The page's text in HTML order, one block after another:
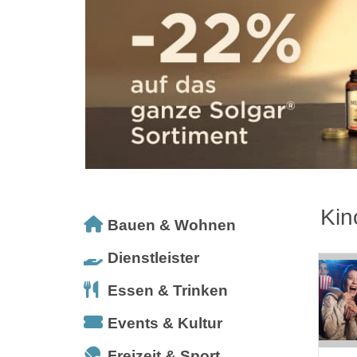
Bauen & Wohnen
Dienstleister
Essen & Trinken
Events & Kultur